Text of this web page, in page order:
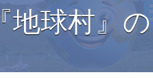
『地球村』